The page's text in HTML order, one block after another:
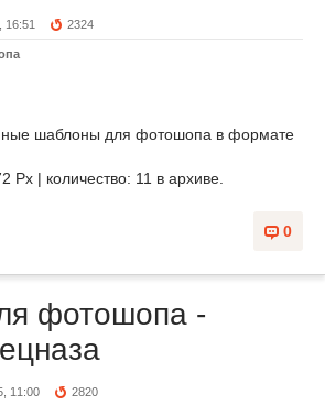
16:51 2324
шаблоны для фотошопа в формате
Px | количество: 11 в архиве.
0
фотошопа -
11:00 2820